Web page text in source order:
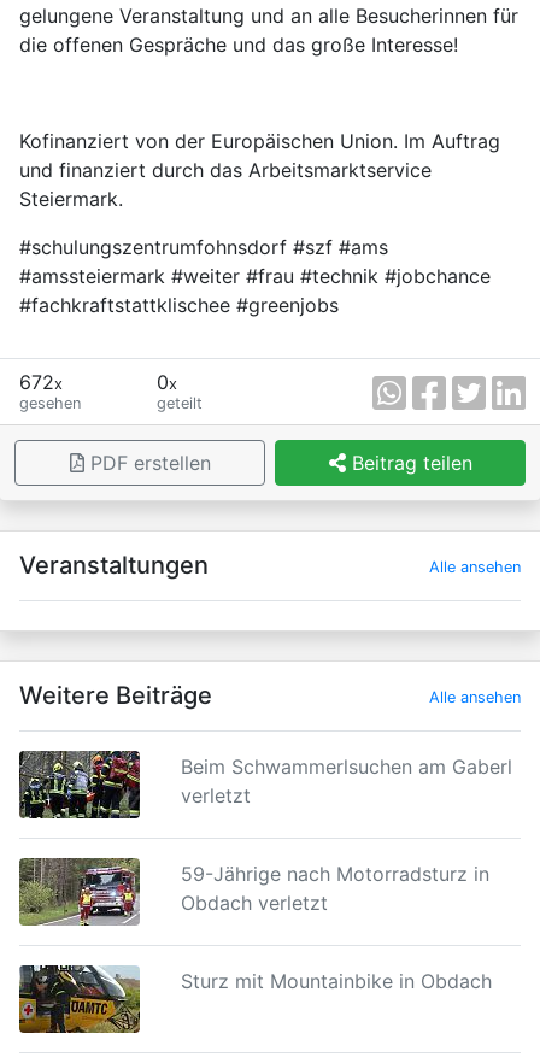
gelungene Veranstaltung und an alle Besucherinnen für
die offenen Gespräche und das große Interesse!
Kofinanziert von der Europäischen Union. Im Auftrag
und finanziert durch das Arbeitsmarktservice
Steiermark.
#schulungszentrumfohnsdorf #szf #ams
#amssteiermark #weiter #frau #technik #jobchance
#fachkraftstattklischee #greenjobs
672x
gesehen
0x
geteilt
PDF erstellen Beitrag teilen
×
Veranstaltungen Alle ansehen
Weitere Beiträge Alle ansehen
Beim Schwammerlsuchen am Gaberl
verletzt
59-Jährige nach Motorradsturz in
Obdach verletzt
Sturz mit Mountainbike in Obdach